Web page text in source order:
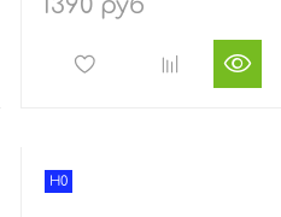
1390 руб
H0